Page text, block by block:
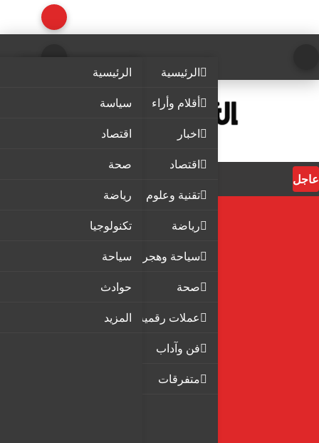
الرئيسية
أقلام وأراء
اخبار
اقتصاد
تقنية وعلوم
رياضة
سياحة وهجرة
صحة
عملات رقمية
فن وآداب
متفرقات
الرئيسية
سياسة
اقتصاد
صحة
رياضة
تكنولوجيا
سياحة
حوادث
المزيد
عاجل